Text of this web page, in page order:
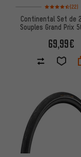
Note (22)
Continental Set de
Souples Grand Prix
69,99€